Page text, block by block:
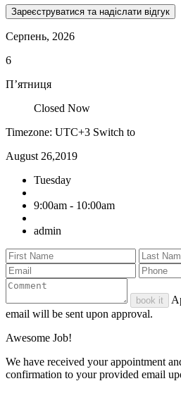
Серпень, 2026
6
П’ятниця
Closed Now
Timezone: UTC+3 Switch to
August 26,2019
Tuesday
9:00am - 10:00am
admin
book it
email will be sent upon approval.
Awesome Job!
We have received your appointment
confirmation to your provided email